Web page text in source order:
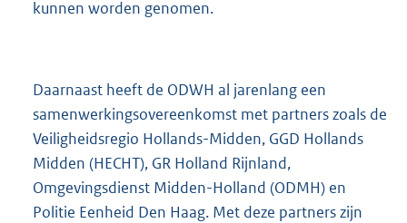
kunnen worden genomen.
Daarnaast heeft de ODWH al jarenlang een
samenwerkingsovereenkomst met partners zoals de
Veiligheidsregio Hollands-Midden, GGD Hollands
Midden (HECHT), GR Holland Rijnland,
Omgevingsdienst Midden-Holland (ODMH) en
Politie Eenheid Den Haag. Met deze partners zijn